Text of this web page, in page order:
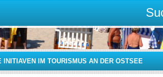
INITIAVEN IM TOURISMUS AN DER OSTSEE